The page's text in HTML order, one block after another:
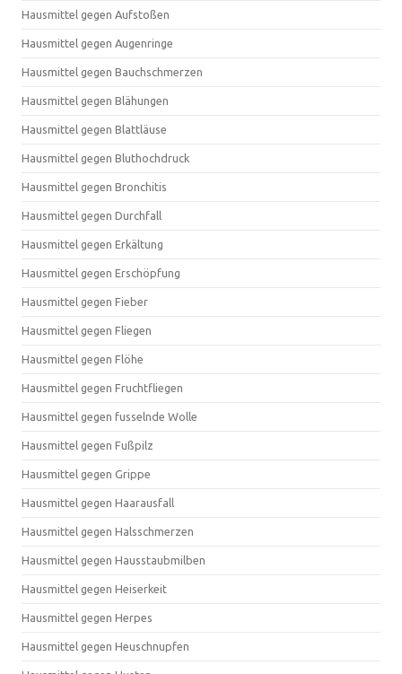
Hausmittel gegen Aufstoßen
Hausmittel gegen Augenringe
Hausmittel gegen Bauchschmerzen
Hausmittel gegen Blähungen
Hausmittel gegen Blattläuse
Hausmittel gegen Bluthochdruck
Hausmittel gegen Bronchitis
Hausmittel gegen Durchfall
Hausmittel gegen Erkältung
Hausmittel gegen Erschöpfung
Hausmittel gegen Fieber
Hausmittel gegen Fliegen
Hausmittel gegen Flöhe
Hausmittel gegen Fruchtfliegen
Hausmittel gegen fusselnde Wolle
Hausmittel gegen Fußpilz
Hausmittel gegen Grippe
Hausmittel gegen Haarausfall
Hausmittel gegen Halsschmerzen
Hausmittel gegen Hausstaubmilben
Hausmittel gegen Heiserkeit
Hausmittel gegen Herpes
Hausmittel gegen Heuschnupfen